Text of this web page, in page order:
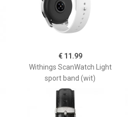
€ 11.99
Withings ScanWatch Light
sport band (wit)